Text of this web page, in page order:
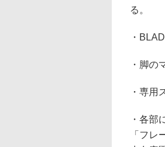
る。
・
・脚の
・専用
・各部
「フ